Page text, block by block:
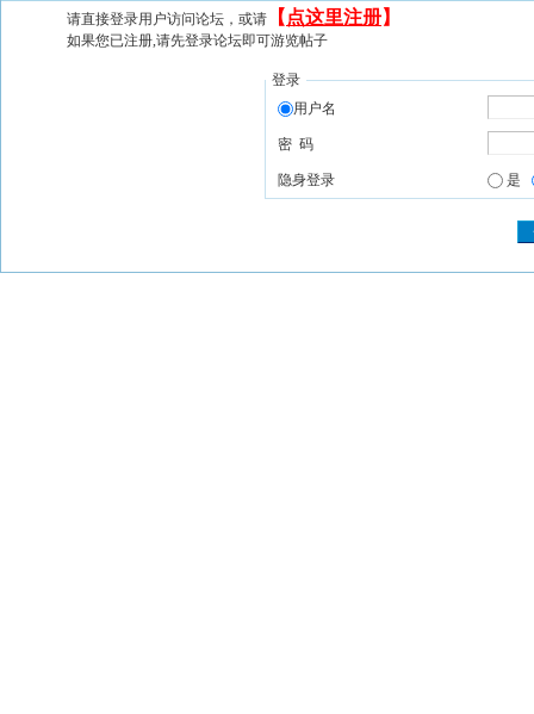
请直接登录用户访问论坛，或请 【 点这里注册】
如果您已注册,请先登录论坛即可游览帖子
登录
用户名
密 码
隐身登录 是